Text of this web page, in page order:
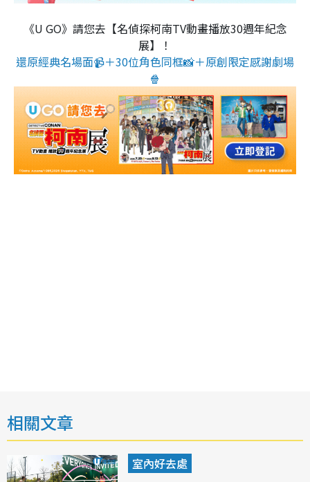
《U GO》請您去【名偵探柯南TV動畫播放30週年紀念
展】！
還原經典名場面📹＋30位角色同框📸＋原創限定感謝劇場
🍿
相關文章
室內好去處